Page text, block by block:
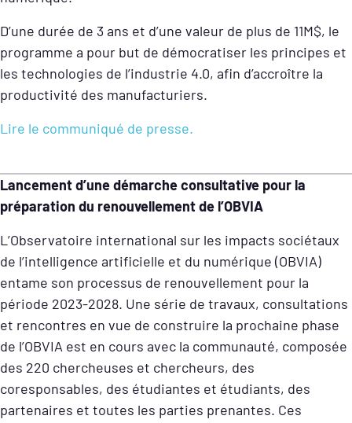
D’une durée de 3 ans et d’une valeur de plus de 11M$, le
programme a pour but de démocratiser les principes et
les technologies de l’industrie 4.0, afin d’accroître la
productivité des manufacturiers.
Lire le communiqué de presse.
Lancement d’une démarche consultative pour la
préparation du renouvellement de l’OBVIA
L’Observatoire international sur les impacts sociétaux
de l’intelligence artificielle et du numérique (OBVIA)
entame son processus de renouvellement pour la
période 2023-2028. Une série de travaux, consultations
et rencontres en vue de construire la prochaine phase
de l’OBVIA est en cours avec la communauté, composée
des 220 chercheuses et chercheurs, des
coresponsables, des étudiantes et étudiants, des
partenaires et toutes les parties prenantes. Ces